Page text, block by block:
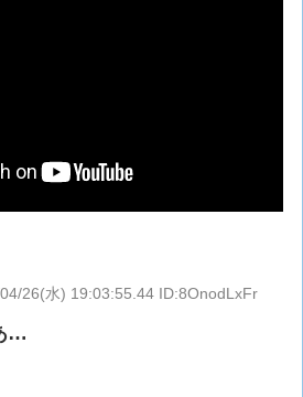
26(水) 19:03:55.44 ID:8OnodLxFr
…